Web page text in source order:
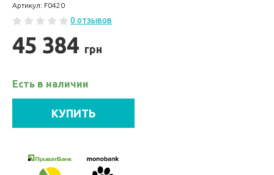
Артикул: F0420
0 отзывов
45 384 грн
Есть в наличии
КУПИТЬ